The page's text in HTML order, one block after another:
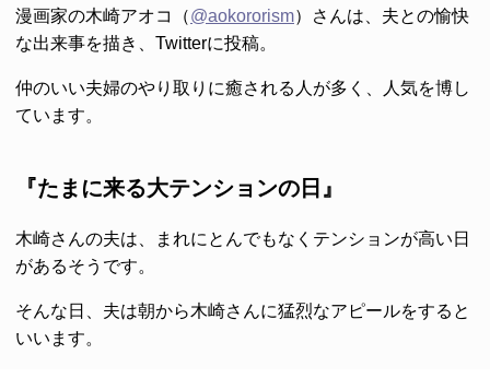
漫画家の木崎アオコ（@aokororism）さんは、夫との愉快
な出来事を描き、Twitterに投稿。
仲のいい夫婦のやり取りに癒される人が多く、人気を博し
ています。
『たまに来る大テンションの日』
木崎さんの夫は、まれにとんでもなくテンションが高い日
があるそうです。
そんな日、夫は朝から木崎さんに猛烈なアピールをすると
いいます。